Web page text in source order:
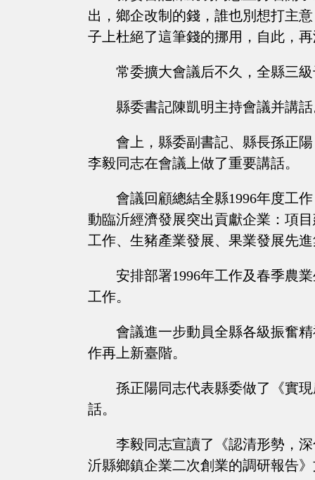
出，鄉企改制的錢，誰也別想打主
子上杜絕了這筆錢的挪用，自此，
常委擴大會議后不久，全縣三
縣委書記陳凱明主持會議并講
會上，縣委副書記、縣長孫正
李毅同志在會議上做了重要講話。
會議回顧總結全縣1996年度工
動臨沂經濟發展突出貢獻企業：項
工作、生豬產業發展、果業發展先
安排部署1996年工作及春季農
工作。
會議進一步動員全縣各級振奮
作再上新臺階。
孫正陽同志代表縣委做了《實
話。
李毅同志宣讀了《認清形勢，
沂縣鄉鎮企業二次創業的調研報告